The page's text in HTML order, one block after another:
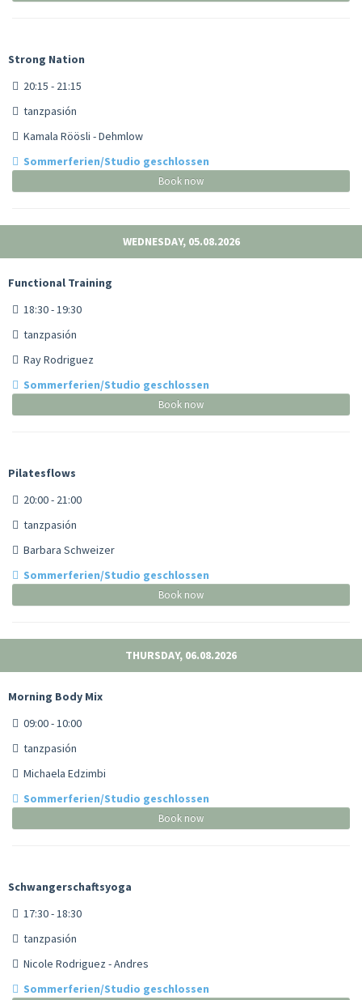
Strong Nation
20:15 - 21:15
tanzpasión
Kamala Röösli - Dehmlow
Sommerferien/Studio geschlossen
Book now
WEDNESDAY, 05.08.2026
Functional Training
18:30 - 19:30
tanzpasión
Ray Rodriguez
Sommerferien/Studio geschlossen
Book now
Pilatesflows
20:00 - 21:00
tanzpasión
Barbara Schweizer
Sommerferien/Studio geschlossen
Book now
THURSDAY, 06.08.2026
Morning Body Mix
09:00 - 10:00
tanzpasión
Michaela Edzimbi
Sommerferien/Studio geschlossen
Book now
Schwangerschaftsyoga
17:30 - 18:30
tanzpasión
Nicole Rodriguez - Andres
Sommerferien/Studio geschlossen